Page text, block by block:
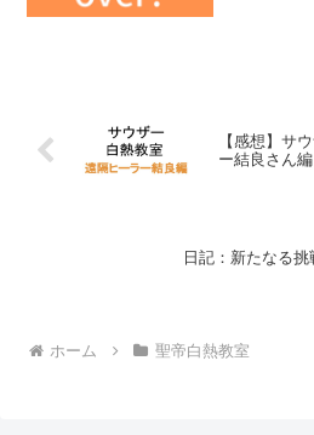
【感想】サ
ー結良さん編
日記：新たなる挑
ホーム 聖帝白熱教室